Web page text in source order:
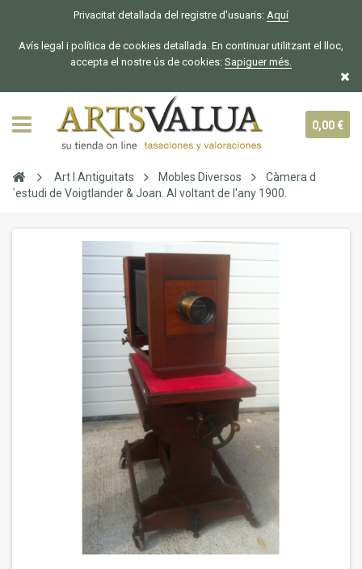
Privacitat detallada del registre d'usuaris: Aquí
Avís legal i política de cookies detallada. En continuar utilitzant el lloc,
accepta el nostre ús de cookies: Sapiguer més.
0,00 €
Art I Antiguitats Mobles Diversos
Càmera d
´estudi de Voigtlander & Joan. Al voltant de l'any 1900.